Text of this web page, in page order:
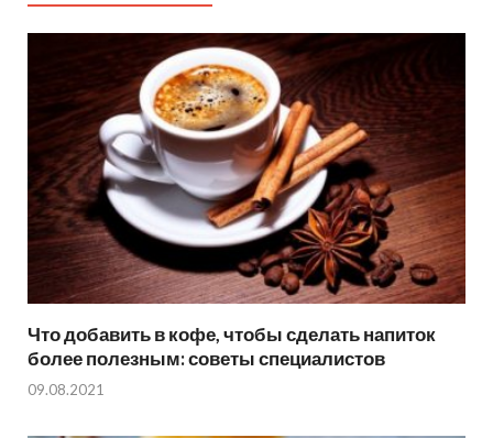
Что добавить в кофе, чтобы сделать напиток
более полезным: советы специалистов
09.08.2021